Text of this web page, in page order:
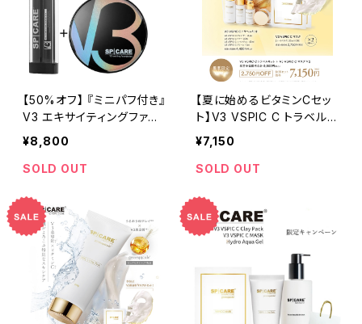
【50%オフ】 『ミニパフ付き』
V3 エキサイティングファン
デ＋V3 プロテクションサン
スクリーン（日焼け止め）【S
PICARE／スピケア】
¥8,800
SOLD OUT
【夏に始めるビタミンCセッ
ト】V3 VSPIC C トラベルセ
ット＋Cマスク②セット¥9,9
00(税込)→¥7,150(税込)
¥7,150
SOLD OUT